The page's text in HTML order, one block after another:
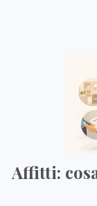
Affitti: